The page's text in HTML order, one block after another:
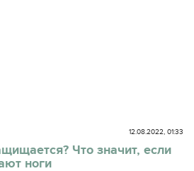
12.08.2022, 01:33
Что значит, если
ноги